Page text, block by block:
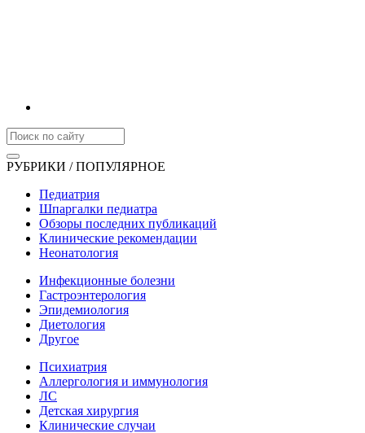
РУБРИКИ / ПОПУЛЯРНОЕ
Педиатрия
Шпаргалки педиатра
Обзоры последних публикаций
Клинические рекомендации
Неонатология
Инфекционные болезни
Гастроэнтерология
Эпидемиология
Диетология
Другое
Психиатрия
Аллергология и иммунология
ЛС
Детская хирургия
Клинические случаи